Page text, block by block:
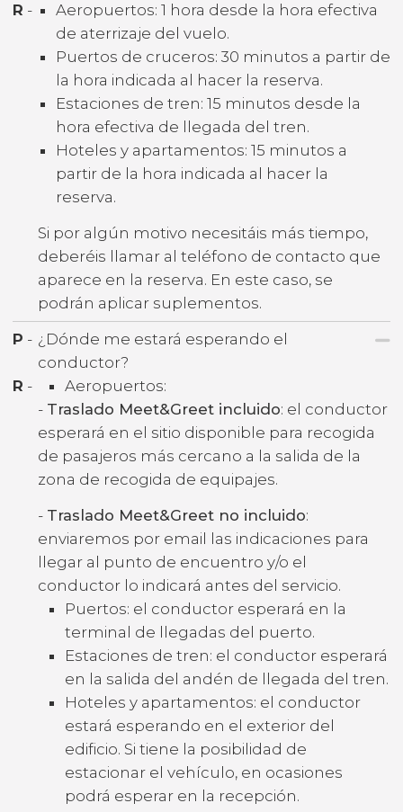
R -
Aeropuertos: 1 hora desde la hora efectiva
de aterrizaje del vuelo.
Puertos de cruceros: 30 minutos a partir de
la hora indicada al hacer la reserva.
Estaciones de tren: 15 minutos desde la
hora efectiva de llegada del tren.
Hoteles y apartamentos: 15 minutos a
partir de la hora indicada al hacer la
reserva.
Si por algún motivo necesitáis más tiempo,
deberéis llamar al teléfono de contacto que
aparece en la reserva. En este caso, se
podrán aplicar suplementos.
P - ¿Dónde me estará esperando el
conductor?
R -
Aeropuertos:
- Traslado Meet&Greet incluido: el conductor
esperará en el sitio disponible para recogida
de pasajeros más cercano a la salida de la
zona de recogida de equipajes.
- Traslado Meet&Greet no incluido:
enviaremos por email las indicaciones para
llegar al punto de encuentro y/o el
conductor lo indicará antes del servicio.
Puertos: el conductor esperará en la
terminal de llegadas del puerto.
Estaciones de tren: el conductor esperará
en la salida del andén de llegada del tren.
Hoteles y apartamentos: el conductor
estará esperando en el exterior del
edificio. Si tiene la posibilidad de
estacionar el vehículo, en ocasiones
podrá esperar en la recepción.